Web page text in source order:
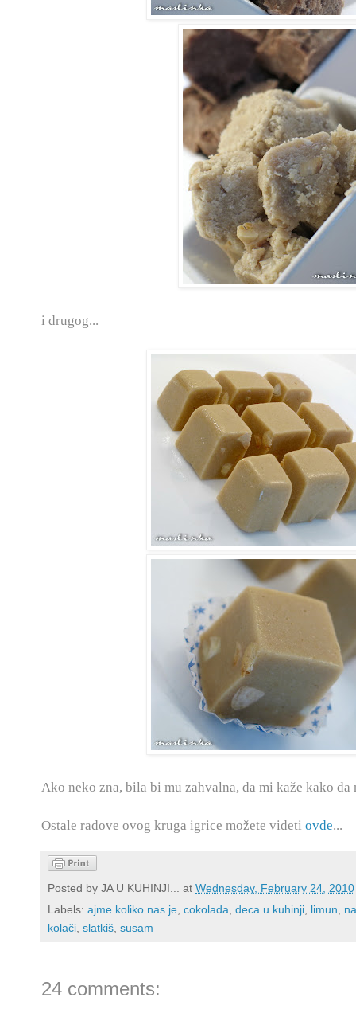
i drugog...
Ako neko zna, bila bi mu zahvalna, da mi kaže kako
Ostale radove ovog kruga igrice možete videti ovde...
Posted by JA U KUHINJI... at Wednesday, February 24, 2010
Labels: ajme koliko nas je, cokolada, deca u kuhinji, limun,
kolači, slatkiš, susam
24 comments: